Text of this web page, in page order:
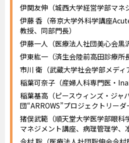
伊関友伸（城西大学経営学部マネ
伊藤 香（帝京大学外科学講座
教授、同部門長）
伊藤一人（医療法人社団美心会黒
伊東紘一（済生会陸前高田診療所長
市川 衛（武蔵大学社会学部メディ
稲葉可奈子（産婦人科専門医・
稲葉基高（ピースウィンズ・ジャ
団“ARROWS”プロジェクトリーダ
猪俣武範（順天堂大学医学部眼科
マネジメント講座、病理管理学、